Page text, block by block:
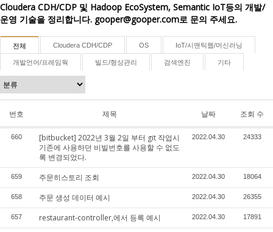
Cloudera CDH/CDP 및 Hadoop EcoSystem, Semantic IoT등의 개발/
운영 기술을 정리합니다. gooper@gooper.com로 문의 주세요.
전체 Cloudera CDH/CDP OS IoT/시맨틱웹/머신러닝
개발언어/프레임웍 빌드/형상관리 검색엔진 기타
번호 제목 날짜 조회 수
660
[bitbucket] 2022년 3월 2일 부터 git 작업시
기존에 사용하던 비빌번호를 사용할 수 없도
록 변경되었다.
2022.04.30 24333
659 주문히스토리 조회 2022.04.30 18064
658 주문 생성 데이터 예시 2022.04.30 26355
657 restaurant-controller,에서 등록 예시 2022.04.30 17891